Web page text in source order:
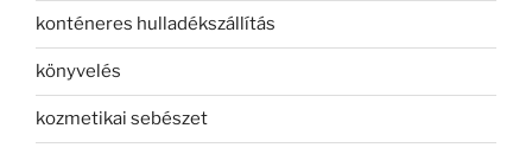
konténeres hulladékszállítás
könyvelés
kozmetikai sebészet